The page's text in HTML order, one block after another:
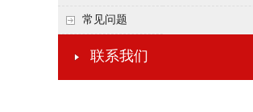
常见问题
联系我们